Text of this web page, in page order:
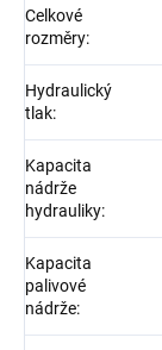
Celkové
rozměry:
Hydraulický
tlak:
Kapacita
nádrže
hydrauliky:
Kapacita
palivové
nádrže: